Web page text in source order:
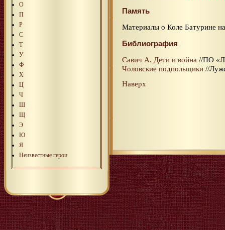
О
П
Р
С
Т
У
Ф
Х
Ц
Ч
Ш
Щ
Э
Ю
Я
Неизвестные герои
Память
Материалы о Коле Батурине
Библиография
Савич А. Дети и война //ПО
Чоловские подпольщики //
Наверх